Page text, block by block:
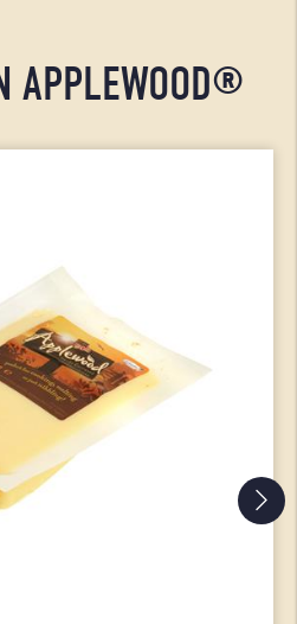
APPLEWOOD®